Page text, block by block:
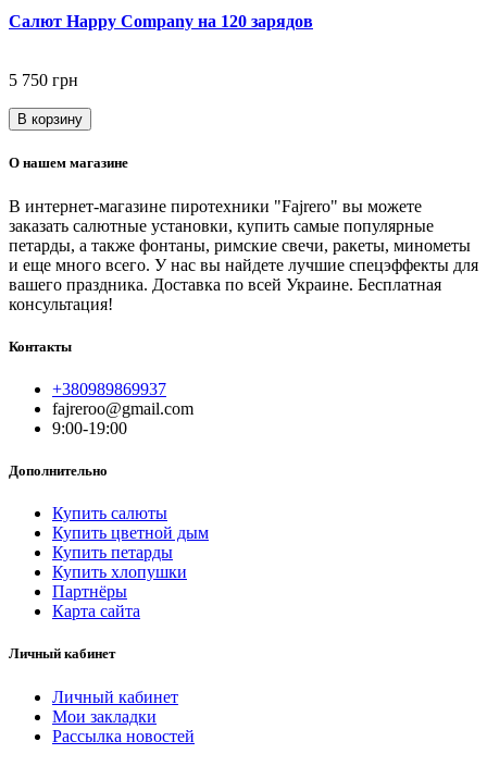
Салют Happy Company на 120 зарядов
5 750 грн
В корзину
О нашем магазине
В интернет-магазине пиротехники "Fajrero" вы можете
заказать салютные установки, купить самые популярные
петарды, а также фонтаны, римские свечи, ракеты, минометы
и еще много всего. У нас вы найдете лучшие спецэффекты для
вашего праздника. Доставка по всей Украине. Бесплатная
консультация!
Контакты
+380989869937
fajreroo@gmail.com
9:00-19:00
Дополнительно
Купить салюты
Купить цветной дым
Купить петарды
Купить хлопушки
Партнёры
Карта сайта
Личный кабинет
Личный кабинет
Мои закладки
Рассылка новостей